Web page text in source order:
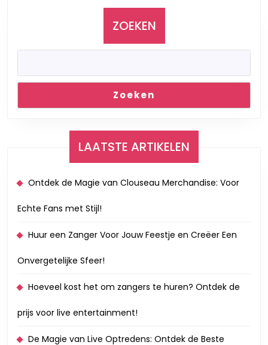
ZOEKEN
Zoeken
LAATSTE ARTIKELEN
Ontdek de Magie van Clouseau Merchandise: Voor
Echte Fans met Stijl!
Huur een Zanger Voor Jouw Feestje en Creëer Een
Onvergetelijke Sfeer!
Hoeveel kost het om zangers te huren? Ontdek de
prijs voor live entertainment!
De Magie van Live Optredens: Ontdek de Beste